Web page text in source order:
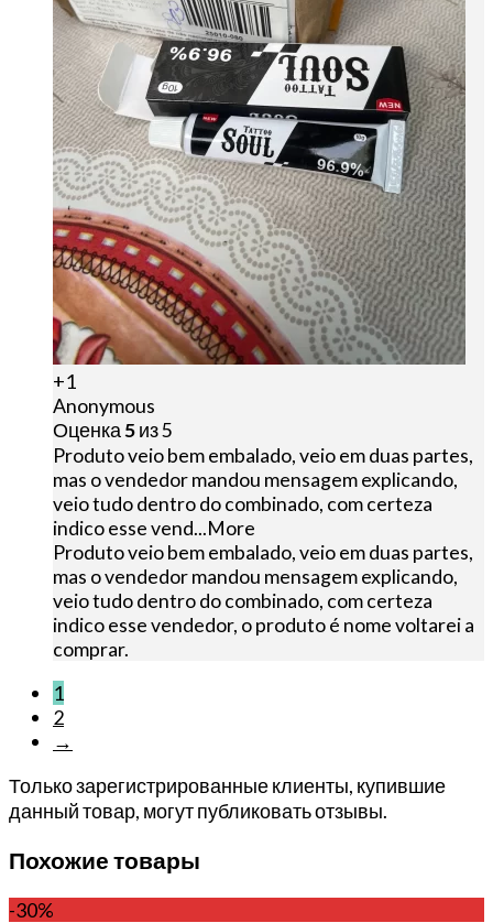
+1
Anonymous
Оценка5из 5
Produto veio bem embalado, veio em duas partes,
mas o vendedor mandou mensagem explicando,
veio tudo dentro do combinado, com certeza
indico esse vend...More
Produto veio bem embalado, veio em duas partes,
mas o vendedor mandou mensagem explicando,
veio tudo dentro do combinado, com certeza
indico esse vendedor, o produto é nome voltarei a
comprar.
1
2
→
Только зарегистрированные клиенты, купившие
данный товар, могут публиковать отзывы.
Похожие товары
-30%